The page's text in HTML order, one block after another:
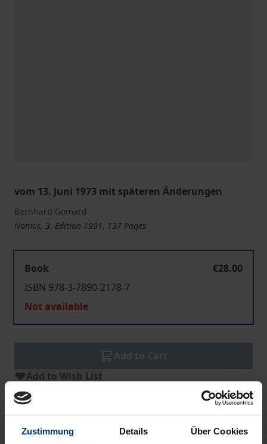
Zustimmung Details Über Cookies
vom 13. Juni 1973 mit späteren Änderungen
Bernhard Gomard
Nomos, 3. Edition 1991, 137 Pages
Book
€28.00
ISBN 978-3-7890-2178-7
Not available
Add to Cart
Add to Wish List
Delivery cost notice